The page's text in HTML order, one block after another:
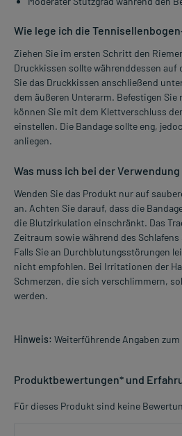
Wie lege ich die
Ziehen Sie im ersten Schritt den
Druckkissen sollte währenddessen auf
Sie das Druckkissen anschließend
dem äußeren Unterarm. Befestigen
können Sie mit dem Klettverschluss
einstellen. Die Bandage sollte eng,
anliegen.
Was muss ich bei der
Wenden Sie das Produkt nur auf
an. Achten Sie darauf, dass die
die Blutzirkulation einschränkt. Das
Zeitraum sowie während des
Falls Sie an Durchblutungsstörungen
nicht empfohlen. Bei Irritationen der
Schmerzen, die sich verschlimmern,
werden.
Hinweis: Weiterführende Angaben
Produktbewertungen* und
Für dieses Produkt sind keine